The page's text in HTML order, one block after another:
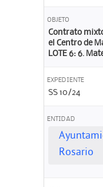
OBJETO
Contrato
el Centro de
LOTE 6: 6.
EXPEDIENTE
SS 10/24
ENTIDAD
Rosario